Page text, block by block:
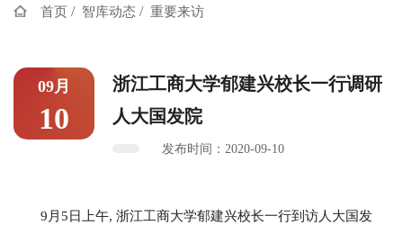
首页 / 智库动态 / 重要来访
09月
10
浙江工商大学郁建兴校长一行调研
人大国发院
发布时间：2020-09-10
9月5日上午, 浙江工商大学郁建兴校长一行到访人大国发